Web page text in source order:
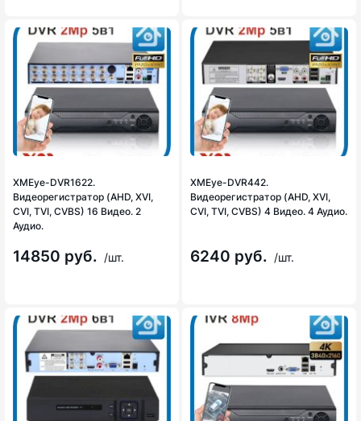
XMEye-DVR1622.
Видеорегистратор (AHD, XVI,
CVI, TVI, CVBS) 16 Видео. 2
Аудио.
14850 руб. /шт.
XMEye-DVR442.
Видеорегистратор (AHD, XVI,
CVI, TVI, CVBS) 4 Видео. 4 Аудио.
6240 руб. /шт.